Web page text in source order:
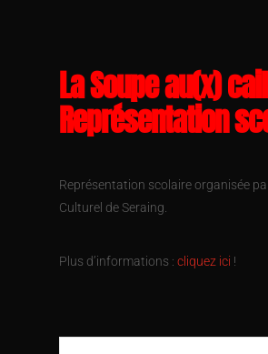
La Soupe au(x)
Représentation
Représentation scolaire organisée
Culturel de Seraing.
Plus d’informations : cliquez ici !